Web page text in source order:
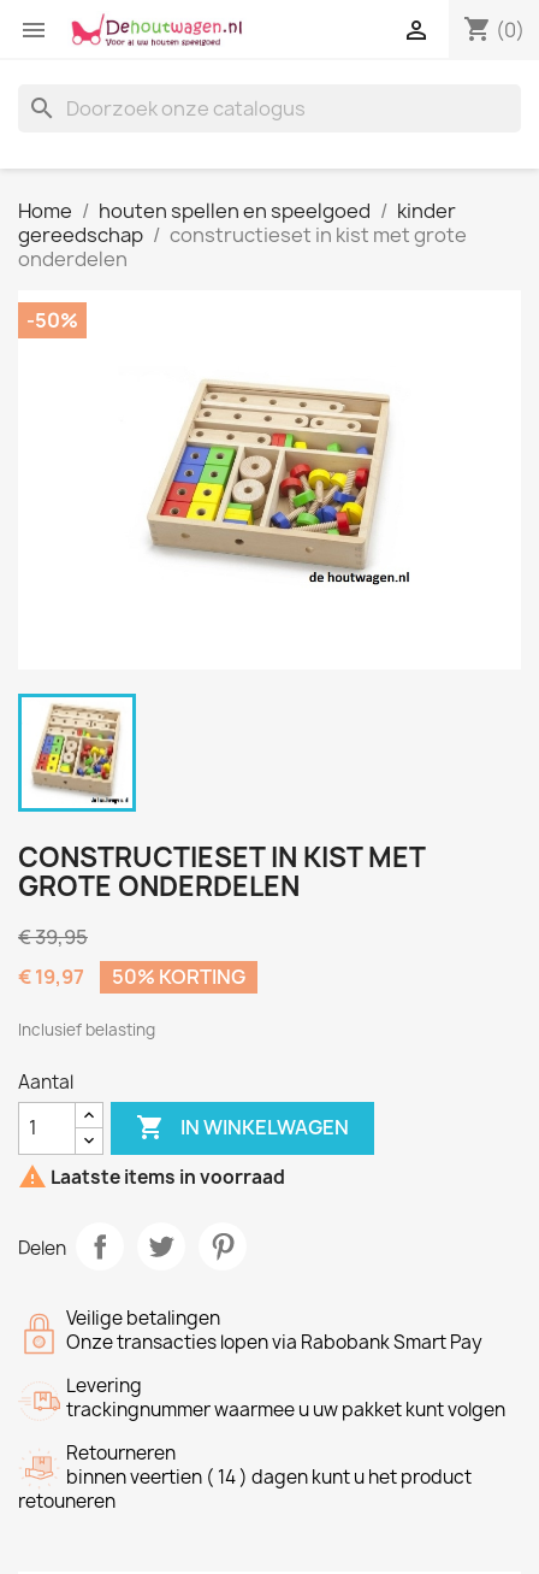
 shopping_cart (0)

search
Home houten spellen en speelgoed
kinder
gereedschap
constructieset in kist met grote
onderdelen
-50%
CONSTRUCTIESET IN KIST MET
GROTE ONDERDELEN
€ 39,95
€ 19,97
50% KORTING
Inclusief belasting
Aantal
 IN WINKELWAGEN
 Laatste items in voorraad
Delen
Veilige betalingen
Onze transacties lopen via Rabobank Smart Pay
Levering
trackingnummer waarmee u uw pakket kunt volgen
Retourneren
binnen veertien ( 14 ) dagen kunt u het product
retouneren